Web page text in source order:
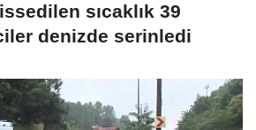
sıcaklık 39
denizde serinledi